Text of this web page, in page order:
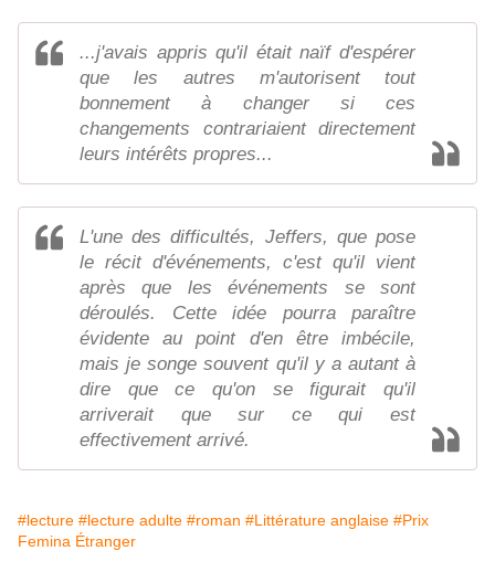
...j'avais appris qu'il était naïf d'espérer
que les autres m'autorisent tout
bonnement à changer si ces
changements contrariaient directement
leurs intérêts propres...
L'une des difficultés, Jeffers, que pose
le récit d'événements, c'est qu'il vient
après que les événements se sont
déroulés. Cette idée pourra paraître
évidente au point d'en être imbécile,
mais je songe souvent qu'il y a autant à
dire que ce qu'on se figurait qu'il
arriverait que sur ce qui est
effectivement arrivé.
#lecture #lecture adulte #roman #Littérature anglaise #Prix
Femina Étranger